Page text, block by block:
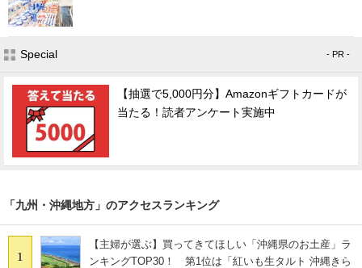
Special - PR -
【抽選で5,000円分】Amazonギフトカードが
当たる！読者アンケート実施中
「九州・沖縄地方」のアクセスランキング
1
【主婦が選ぶ】買ってきてほしい「沖縄県のお土産」ラ
ンキングTOP30！ 第1位は「紅いも生タルト 沖縄きら